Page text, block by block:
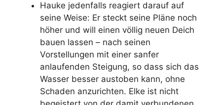
Hauke jedenfalls reagiert darauf auf
seine Weise: Er steckt seine Pläne noch
höher und will einen völlig neuen Deich
bauen lassen – nach seinen
Vorstellungen mit einer sanfer
anlaufenden Steigung, so dass sich das
Wasser besser austoben kann, ohne
Schaden anzurichten. Elke ist nicht